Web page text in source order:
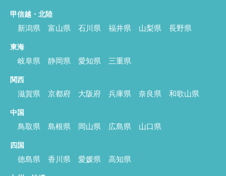
甲信越・北陸
新潟県 富山県 石川県 福井県 山梨県 長野県
東海
岐阜県 静岡県 愛知県 三重県
関西
滋賀県 京都府 大阪府 兵庫県 奈良県 和歌山県
中国
鳥取県 島根県 岡山県 広島県 山口県
四国
徳島県 香川県 愛媛県 高知県